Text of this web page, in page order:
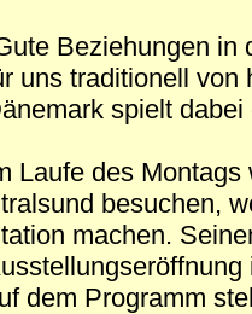
Beziehungen in
uns traditionell von
spielt
Laufe des
besuchen,
machen.
dem Programm